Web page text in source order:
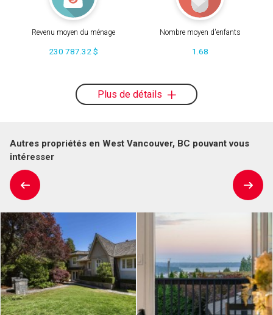
Revenu moyen du ménage
230 787.32 $
Nombre moyen d'enfants
1.68
Plus de détails
Autres propriétés en West Vancouver, BC pouvant vous
intéresser